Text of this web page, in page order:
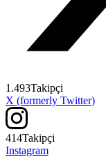
1.493Takipçi
X (formerly Twitter)
414Takipçi
Instagram